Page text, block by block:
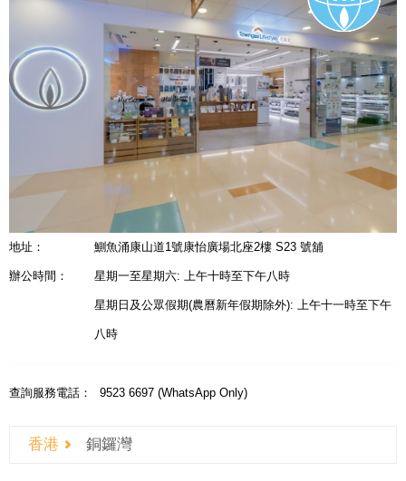
地址： 鰂魚涌康山道1號康怡廣場北座2樓 S23 號舖
辦公時間： 星期一至星期六: 上午十時至下午八時
星期日及公眾假期(農曆新年假期除外): 上午十一時至下午
八時
查詢服務電話： 9523 6697 (WhatsApp Only)
香港 銅鑼灣